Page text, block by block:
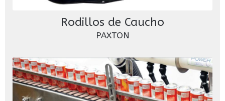
Rodillos de Caucho
PAXTON